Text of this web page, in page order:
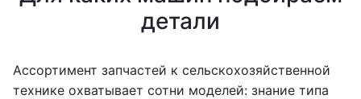
детали
Ассортимент запчастей к сельскохозяйственной
технике охватывает сотни моделей: знание типа